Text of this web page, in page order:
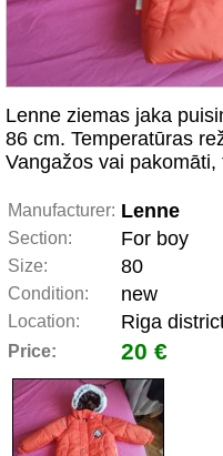
Lenne ziemas jaka
86 cm. Temperatūras
Vangažos vai
Manufacturer: Lenne
Section: For boy
Size: 80
Condition: new
Location: Riga
Price: 20 €